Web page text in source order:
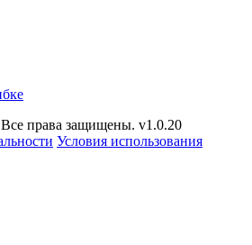
права защищены. v1.0.20
Условия использования